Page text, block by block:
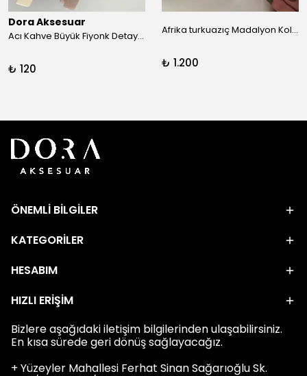
Dora Aksesuar
Acı Kahve Büyük Fiyonk Detay Kıskaç Toka
₺ 120
Afrika turkuazıç Madalyon Kolye
₺ 1.200
ÖNEMLİ BİLGİLER
KATEGORİLER
HESABIM
HIZLI ERİŞİM
Bizlere aşağıdaki iletişim bilgilerinden ulaşabilirsiniz.
En kısa sürede geri dönüş sağlayacağız.
+ Yüzeyler Mahallesi Ferhat Sinan Sağarıoğlu Sk.